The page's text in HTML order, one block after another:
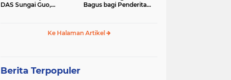
DAS Sungai Guo,
Bagus bagi Penderita
Ke Halaman Artikel
Berita Terpopuler